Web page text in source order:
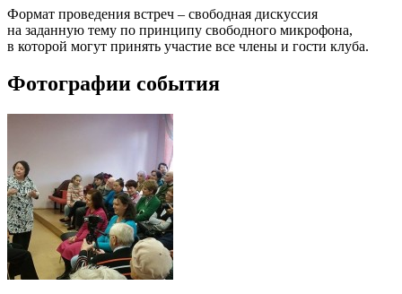
Формат проведения встреч – свободная дискуссия
на заданную тему по принципу свободного микрофона,
в которой могут принять участие все члены и гости клуба.
Фотографии события